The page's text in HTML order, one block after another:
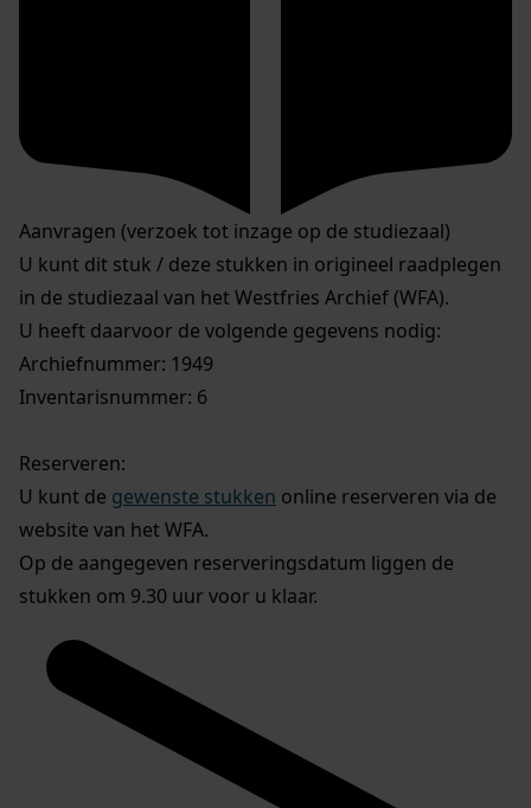
Aanvragen (verzoek tot inzage op de studiezaal)
U kunt dit stuk / deze stukken in origineel raadplegen
in de studiezaal van het Westfries Archief (WFA).
U heeft daarvoor de volgende gegevens nodig:
Archiefnummer: 1949
Inventarisnummer: 6
Reserveren:
U kunt de gewenste stukken online reserveren via de
website van het WFA.
Op de aangegeven reserveringsdatum liggen de
stukken om 9.30 uur voor u klaar.